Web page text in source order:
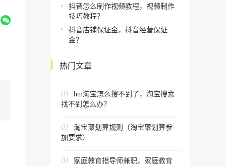
抖音怎么制作视频教程，视频制作
技巧教程？
抖音店铺保证金，抖音经营保证
金？
热门文章
01
hm淘宝怎么搜不到了，淘宝搜索
找不到怎么办？
01
淘宝聚划算规则（淘宝聚划算参
加要求）
01
家庭教育指导师兼职，家庭教育